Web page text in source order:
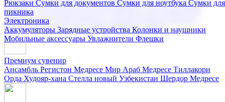
Рюкзаки Сумки для документов Сумки для ноутбука Сумки для
пикника
Электроника
Аккумуляторы Зарядные устройства Колонки и наушники
Мобильные аксессуары Увлажнители Флешки
Наборы с бутылками для воды
Наборы с ежедневниками
Наборы с кружками
флешкамиНовогодние наборыЧайные наборы
Премиум сувенир
Ансамбль Регистон Медресе Мир Араб Медресе Тиллакори
Орда Худояр-хана Стелла новый Узбекистан Шердор Медресе